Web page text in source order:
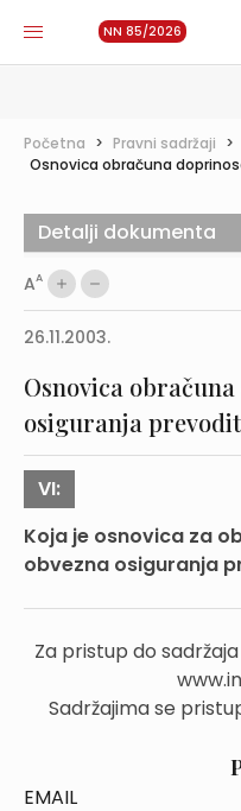
NN 85/2026
Početna > Pravni sadržaji >
Osnovica obračuna
AA
26.11.2003.
Osnovica
osiguranja
VI:
Koja je osnovica za
obvezna osiguranja
Za pristup do
Sadržajima se
EMAIL
Detalji dokumenta